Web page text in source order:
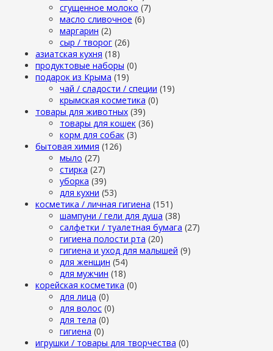
сгущенное молоко (7)
масло сливочное (6)
маргарин (2)
сыр / творог (26)
азиатская кухня (18)
продуктовые наборы (0)
подарок из Крыма (19)
чай / сладости / специи (19)
крымская косметика (0)
товары для животных (39)
товары для кошек (36)
корм для собак (3)
бытовая химия (126)
мыло (27)
стирка (27)
уборка (39)
для кухни (53)
косметика / личная гигиена (151)
шампуни / гели для душа (38)
салфетки / туалетная бумага (27)
гигиена полости рта (20)
гигиена и уход для малышей (9)
для женщин (54)
для мужчин (18)
корейская косметика (0)
для лица (0)
для волос (0)
для тела (0)
гигиена (0)
игрушки / товары для творчества (0)